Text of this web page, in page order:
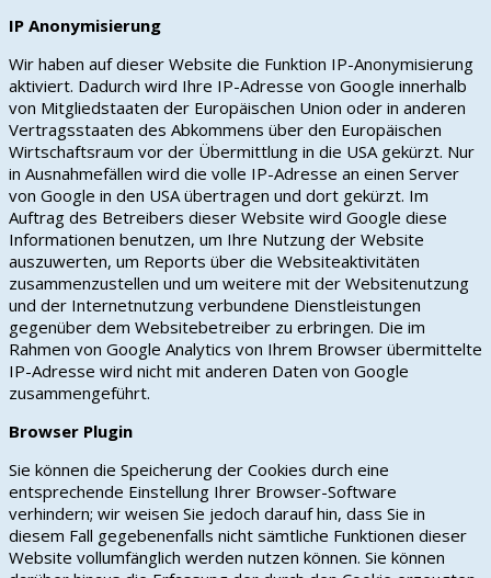
IP Anonymisierung
Wir haben auf dieser Website die Funktion IP-Anonymisierung
aktiviert. Dadurch wird Ihre IP-Adresse von Google innerhalb
von Mitgliedstaaten der Europäischen Union oder in anderen
Vertragsstaaten des Abkommens über den Europäischen
Wirtschaftsraum vor der Übermittlung in die USA gekürzt. Nur
in Ausnahmefällen wird die volle IP-Adresse an einen Server
von Google in den USA übertragen und dort gekürzt. Im
Auftrag des Betreibers dieser Website wird Google diese
Informationen benutzen, um Ihre Nutzung der Website
auszuwerten, um Reports über die Websiteaktivitäten
zusammenzustellen und um weitere mit der Websitenutzung
und der Internetnutzung verbundene Dienstleistungen
gegenüber dem Websitebetreiber zu erbringen. Die im
Rahmen von Google Analytics von Ihrem Browser übermittelte
IP-Adresse wird nicht mit anderen Daten von Google
zusammengeführt.
Browser Plugin
Sie können die Speicherung der Cookies durch eine
entsprechende Einstellung Ihrer Browser-Software
verhindern; wir weisen Sie jedoch darauf hin, dass Sie in
diesem Fall gegebenenfalls nicht sämtliche Funktionen dieser
Website vollumfänglich werden nutzen können. Sie können